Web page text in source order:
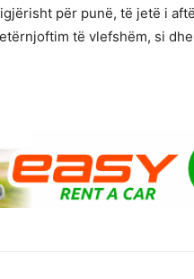
për punë, të jetë i
të vlefshëm, si